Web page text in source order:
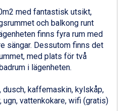
kr.
kr.
kr.
kr.
kr.
kr.
kr.
med fantastisk utsikt,
och balkong runt
finns fyra rum med
sängar. Dessutom finns det
med plats för två
i lägenheten.
dusch, kaffemaskin, kylskåp,
ugn, vattenkokare, wifi (gratis)